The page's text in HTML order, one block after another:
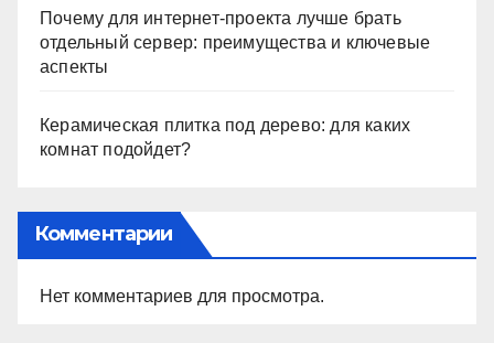
Почему для интернет-проекта лучше брать
отдельный сервер: преимущества и ключевые
аспекты
Керамическая плитка под дерево: для каких
комнат подойдет?
Комментарии
Нет комментариев для просмотра.